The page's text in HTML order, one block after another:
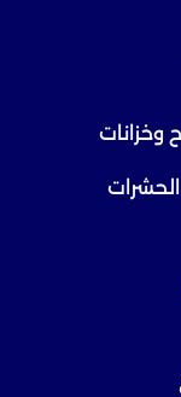
وخزانات